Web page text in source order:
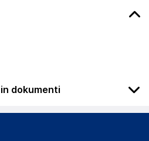
dokumenti